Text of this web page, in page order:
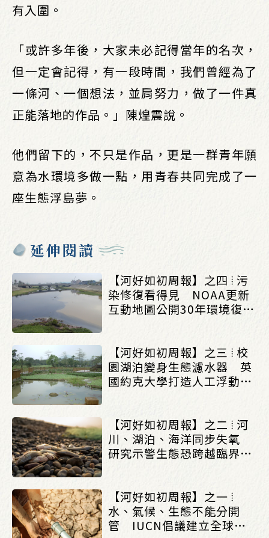
有入圍。
「或許多年後，大家未必記得當年的名次，
但一定會記得，有一段時間，我們曾經為了
一條河、一個想法，並肩努力，做了一件真
正能落地的作品。」陳煌震說。
他們留下的，不只是作品，更是一群青年願
意為水環境多做一點，用青春共同完成了一
座生態浮島夢。
延伸閱讀
【河好如初周報】之四 ⦙ 污
染修復看得見 NOAA更新
互動地圖公開30年環境復育
【河好如初周報】之三 ⦙ 校
園湖泊變身生態濾水器 英
國約克大學打造人工浮動濕
【河好如初周報】之二 ⦙ 河
川、湖泊、海洋同步失氧
研究示警生態恐跨越臨界點
【河好如初周報】之一 ⦙
水、氣候、生態不能分開
管 IUCN倡議建立全球水